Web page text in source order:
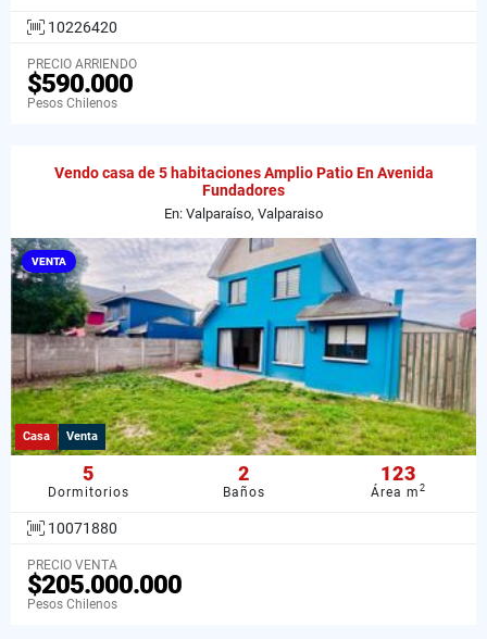
10226420
PRECIO ARRIENDO
$590.000
Pesos Chilenos
Vendo casa de 5 habitaciones Amplio Patio En Avenida
Fundadores
En: Valparaíso, Valparaiso
VENTA
Casa Venta
5
Dormitorios
2
Baños
123
Área m2
10071880
PRECIO VENTA
$205.000.000
Pesos Chilenos